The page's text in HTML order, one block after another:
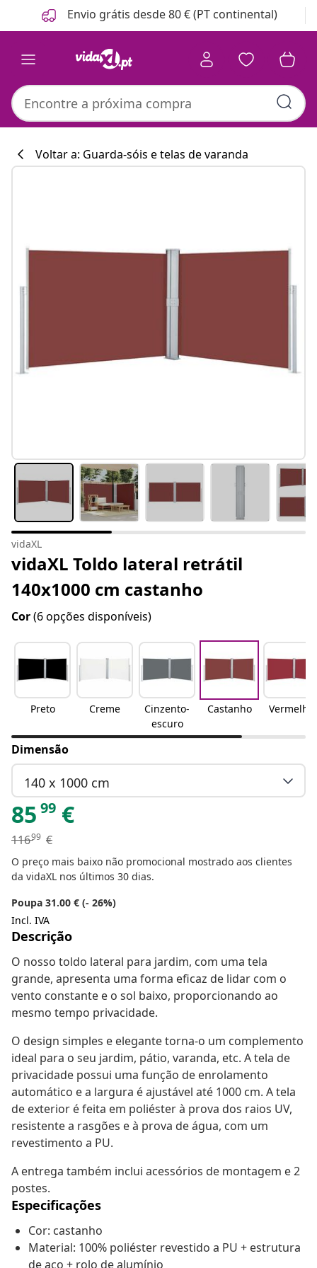
Anterior
Seguinte Envio grátis desde 80 € (PT continental)
Voltar a: Guarda-sóis e telas de varanda
vidaXL
vidaXL Toldo lateral retrátil
140x1000 cm castanho
Cor(6 opções disponíveis)
Preto Creme
Cinzento-
escuro
Castanho Vermelho
Dimensão
140 x 1000 cm
85 99 €
11699 €
O preço mais baixo não promocional mostrado aos clientes
da vidaXL nos últimos 30 dias.
Poupa 31.00 € (- 26%)
Incl. IVA
Descrição
O nosso toldo lateral para jardim, com uma tela
grande, apresenta uma forma eficaz de lidar com o
vento constante e o sol baixo, proporcionando ao
mesmo tempo privacidade.
O design simples e elegante torna-o um complemento
ideal para o seu jardim, pátio, varanda, etc. A tela de
privacidade possui uma função de enrolamento
automático e a largura é ajustável até 1000 cm. A tela
de exterior é feita em poliéster à prova dos raios UV,
resistente a rasgões e à prova de água, com um
revestimento a PU.
A entrega também inclui acessórios de montagem e 2
postes.
Especificações
Cor: castanho
Material: 100% poliéster revestido a PU + estrutura
de aço + rolo de alumínio